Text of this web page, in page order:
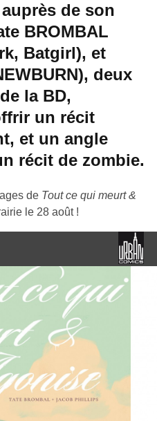
de son
BROMBAL
Batgirl), et
deux
la BD,
un récit
et un angle
récit de zombie.
de Tout ce qui meurt &
le 28 août !